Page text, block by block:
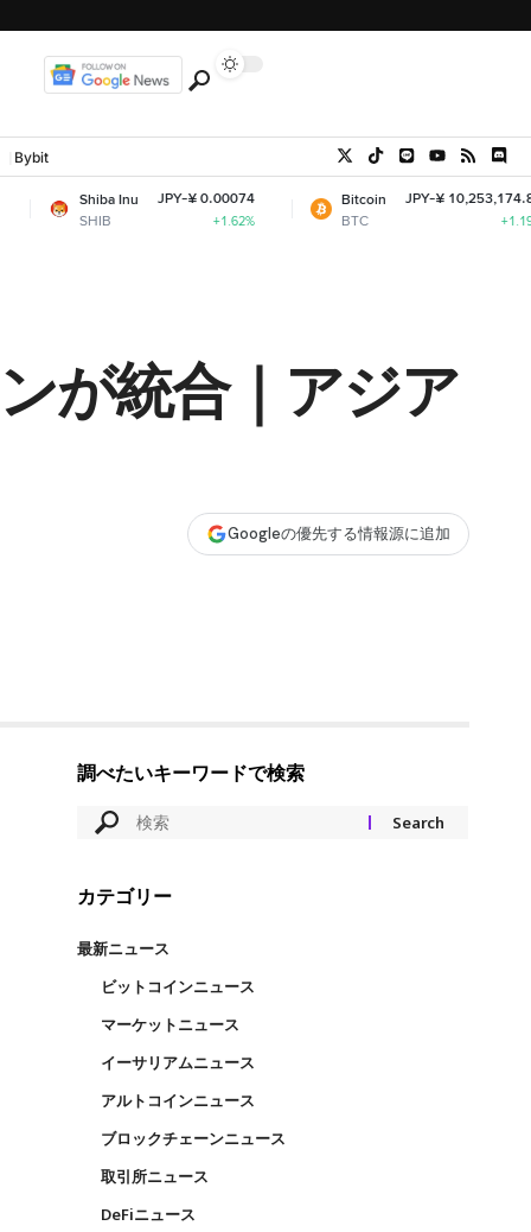
Bybit
JPY-¥ 0.00074
+1.62%
Bitcoin
BTC
JPY-¥ 10,253,174.84
が統合｜アジア
Googleの優先する情報源に追加
調べたいキーワードで検索
カテゴリー
最新ニュース
ビットコインニュース
マーケットニュース
イーサリアムニュース
アルトコインニュース
ブロックチェーンニュース
取引所ニュース
DeFiニュース